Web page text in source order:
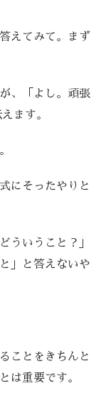
えてみて。まず
、「よし。頑張
ます。
にそったやりと
ういうこと？」
」と答えないや
ことをきちんと
は重要です。